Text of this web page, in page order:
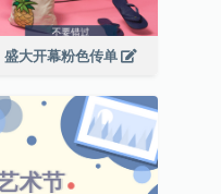
盛大开幕粉色传单